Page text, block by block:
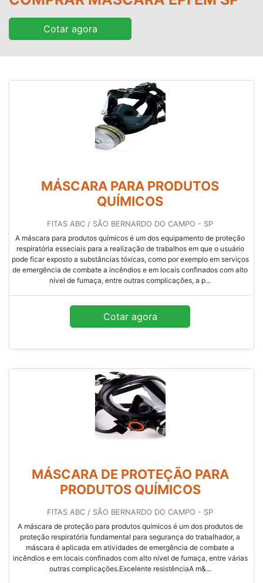
Cotar agora
MÁSCARA PARA PRODUTOS
QUÍMICOS
FITAS ABC / SÃO BERNARDO DO CAMPO - SP
A máscara para produtos químicos é um dos equipamento de proteção
respiratória esseciais para a realização de trabalhos em que o usuário
pode ficar exposto a substâncias tóxicas, como por exemplo em serviços
de emergência de combate a incêndios e em locais confinados com alto
nível de fumaça, entre outras complicações, a p...
Cotar agora
MÁSCARA DE PROTEÇÃO PARA
PRODUTOS QUÍMICOS
FITAS ABC / SÃO BERNARDO DO CAMPO - SP
A máscara de proteção para produtos químicos é um dos produtos de
proteção respiratória fundamental para segurança do trabalhador, a
máscara é aplicada em atividades de emergência de combate a
incêndios e em locais confinados com alto nível de fumaça, entre várias
outras complicações.Excelente resistênciaA m&...